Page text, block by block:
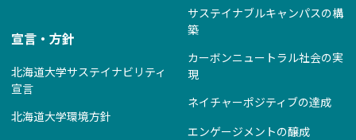
宣言・方針
北海道大学サステイナビリティ
宣言
北海道大学環境方針
サステイナブルキャンパスの構
築
カーボンニュートラル社会の実
現
ネイチャーポジティブの達成
エンゲージメントの醸成